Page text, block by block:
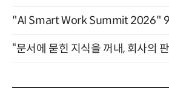
"AI Smart Work Summit 2026" 9